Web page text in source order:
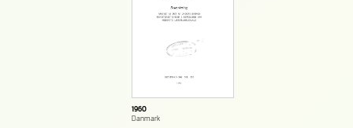
1960
Danmark